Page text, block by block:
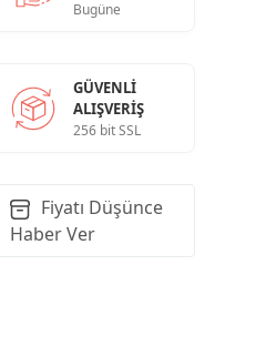
Bugüne
GÜVENLI
ALIŞVERIŞ
256 bit SSL
Fiyatı Düşünce
Haber Ver